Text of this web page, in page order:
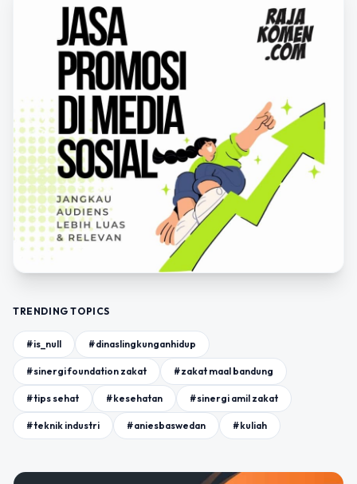
TRENDING TOPICS
#is_null #dinaslingkunganhidup
#sinergi foundation zakat #zakat maal bandung
#tips sehat #kesehatan #sinergi amil zakat
#teknik industri #aniesbaswedan #kuliah